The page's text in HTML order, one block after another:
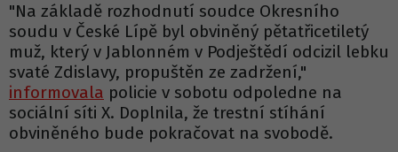
"Na základě rozhodnutí soudce Okresního
soudu v České Lípě byl obviněný pětatřicetiletý
muž, který v Jablonném v Podještědí odcizil lebku
svaté Zdislavy, propuštěn ze zadržení,"
informovala policie v sobotu odpoledne na
sociální síti X. Doplnila, že trestní stíhání
obviněného bude pokračovat na svobodě.